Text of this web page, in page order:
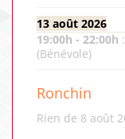
13 août 2026
19:00h - 22:00h :
(Bénévole)
Ronchin
Rien de 8 août